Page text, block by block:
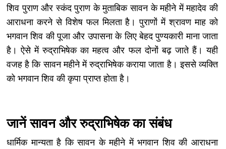
शिव पुराण और स्कंद पुराण के मुताबिक सावन के महीने में महादेव की
आराधना करने से विशेष फल मिलता है। पुराणों में श्रावण माह को
भगवान शिव की पूजा और उपासना के लिए बेहद पुण्यकारी माना जाता
है। ऐसे में रुद्राभिषेक का महत्व और फल दोनों बढ़ जाते हैं। यही
वजह है कि सावन महीने में रुद्राभिषेक कराया जाता है। इससे व्यक्ति
को भगवान शिव की कृपा प्राप्त होता है।
जानें सावन और रुद्राभिषेक का संबंध
धार्मिक मान्यता है कि सावन के महीने में भगवान शिव की आराधना